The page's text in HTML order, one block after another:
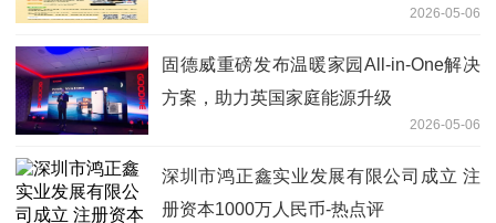
2026-05-06
固德威重磅发布温暖家园All-in-One解决
方案，助力英国家庭能源升级
2026-05-06
深圳市鸿正鑫实业发展有限公司成立 注
册资本1000万人民币-热点评